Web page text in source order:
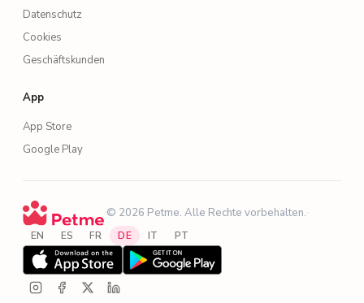
Datenschutz
Cookies
Geschäftskunden
App
App Store
Google Play
·© 2026 Petme. Alle Rechte vorbehalten.·
EN ES FR DE IT PT